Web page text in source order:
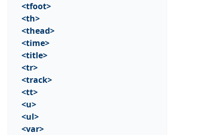
<tfoot>
<th>
<thead>
<time>
<title>
<tr>
<track>
<tt>
<u>
<ul>
<var>